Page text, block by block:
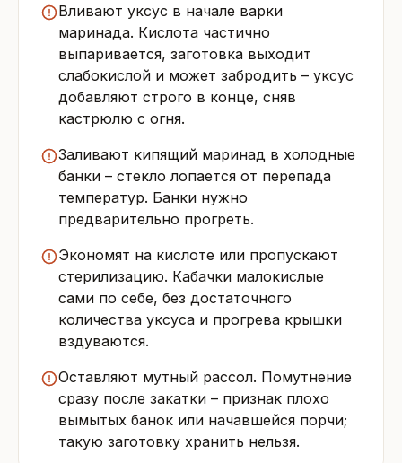
Вливают уксус в начале варки
маринада. Кислота частично
выпаривается, заготовка выходит
слабокислой и может забродить – уксус
добавляют строго в конце, сняв
кастрюлю с огня.
Заливают кипящий маринад в холодные
банки – стекло лопается от перепада
температур. Банки нужно
предварительно прогреть.
Экономят на кислоте или пропускают
стерилизацию. Кабачки малокислые
сами по себе, без достаточного
количества уксуса и прогрева крышки
вздуваются.
Оставляют мутный рассол. Помутнение
сразу после закатки – признак плохо
вымытых банок или начавшейся порчи;
такую заготовку хранить нельзя.